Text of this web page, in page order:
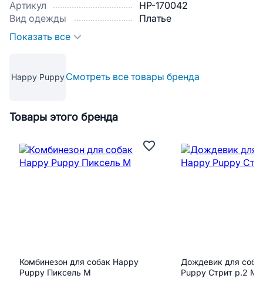
Артикул
HP-170042
Вид одежды
Платье
Показать все
Happy Puppy Смотреть все товары бренда
Товары этого бренда
Комбинезон для собак Happy
Puppy Пиксель M
Дождевик для
Puppy Стрит р.2 M